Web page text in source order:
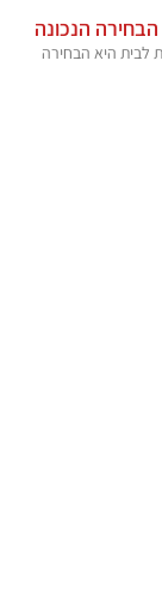
הנכונה
איזה כספת לבית היא הבחירה